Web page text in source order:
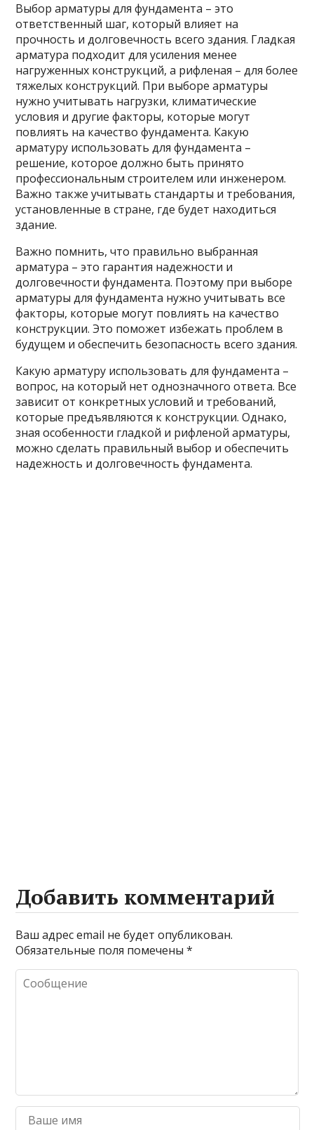
Выбор арматуры для фундамента – это
ответственный шаг, который влияет на
прочность и долговечность всего здания. Гладкая
арматура подходит для усиления менее
нагруженных конструкций, а рифленая – для более
тяжелых конструкций. При выборе арматуры
нужно учитывать нагрузки, климатические
условия и другие факторы, которые могут
повлиять на качество фундамента. Какую
арматуру использовать для фундамента –
решение, которое должно быть принято
профессиональным строителем или инженером.
Важно также учитывать стандарты и требования,
установленные в стране, где будет находиться
здание.
Важно помнить, что правильно выбранная
арматура – это гарантия надежности и
долговечности фундамента. Поэтому при выборе
арматуры для фундамента нужно учитывать все
факторы, которые могут повлиять на качество
конструкции. Это поможет избежать проблем в
будущем и обеспечить безопасность всего здания.
Какую арматуру использовать для фундамента –
вопрос, на который нет однозначного ответа. Все
зависит от конкретных условий и требований,
которые предъявляются к конструкции. Однако,
зная особенности гладкой и рифленой арматуры,
можно сделать правильный выбор и обеспечить
надежность и долговечность фундамента.
Добавить комментарий
Ваш адрес email не будет опубликован.
Обязательные поля помечены*